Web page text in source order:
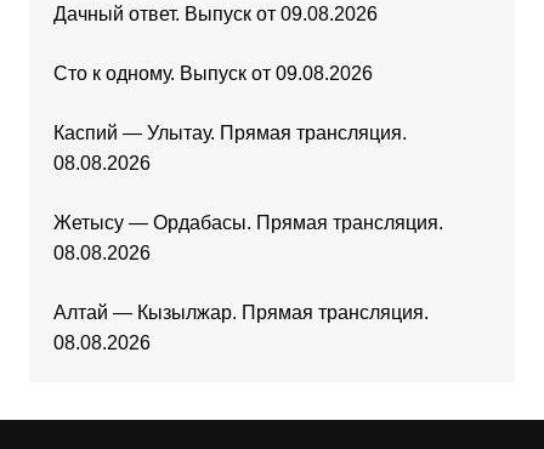
Дачный ответ. Выпуск от 09.08.2026
Сто к одному. Выпуск от 09.08.2026
Каспий — Улытау. Прямая трансляция.
08.08.2026
Жетысу — Ордабасы. Прямая трансляция.
08.08.2026
Алтай — Кызылжар. Прямая трансляция.
08.08.2026